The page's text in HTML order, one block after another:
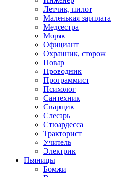
Летчик, пилот
Маленькая зарплата
Медсестра
Моряк
Официант
Охранник, сторож
Повар
Проводник
Программист
Психолог
Сантехник
Сварщик
Слесарь
Стюардесса
Тракторист
Учитель
Электрик
Пьяницы
Бомжи